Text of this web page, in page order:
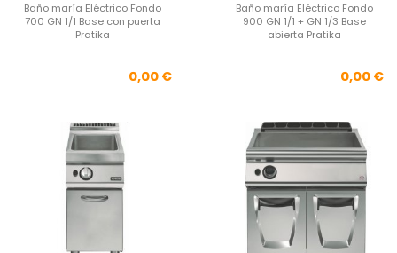
Baño maría Eléctrico Fondo
700 GN 1/1 Base con puerta
Pratika
Precio
0,00 €
Baño maría Eléctrico Fondo
900 GN 1/1 + GN 1/3 Base
abierta Pratika
0,00 €